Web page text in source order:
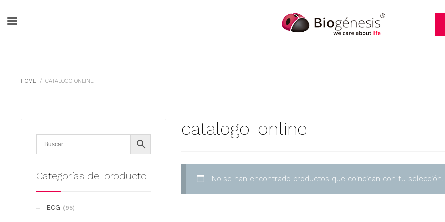
HOME CATALOGO-ONLINE
catalogo-online
No se han encontrado productos que coincidan con tu selección.
Categorías del producto
ECG (95)